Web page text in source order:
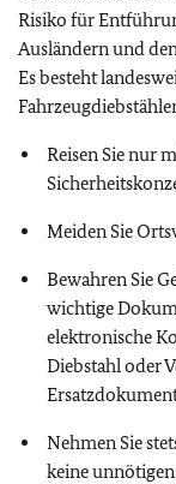
Risiko für
Ausländern und
Es besteht
Reisen Sie nur
Meiden Sie
Bewahren Sie
wichtige
elektronische
Diebstahl oder
Nehmen Sie
keine unnötigen